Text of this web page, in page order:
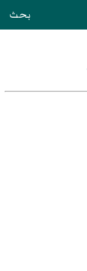
بحث